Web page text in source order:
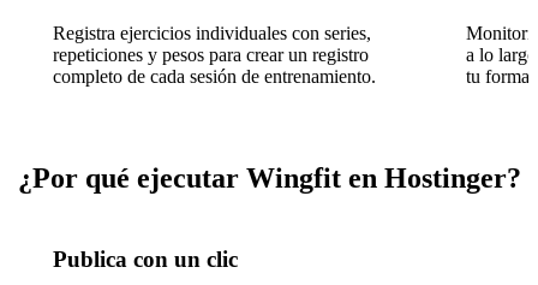
Registra ejercicios individuales con series,
repeticiones y pesos para crear un registro
completo de cada sesión de entrenamiento.
a lo
tu forma
¿Por qué ejecutar Wingfit en Hostinger?
Publica con un clic